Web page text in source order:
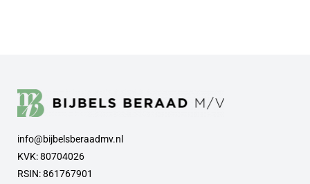
info@bijbelsberaadmv.nl
KVK: 80704026
RSIN: 861767901